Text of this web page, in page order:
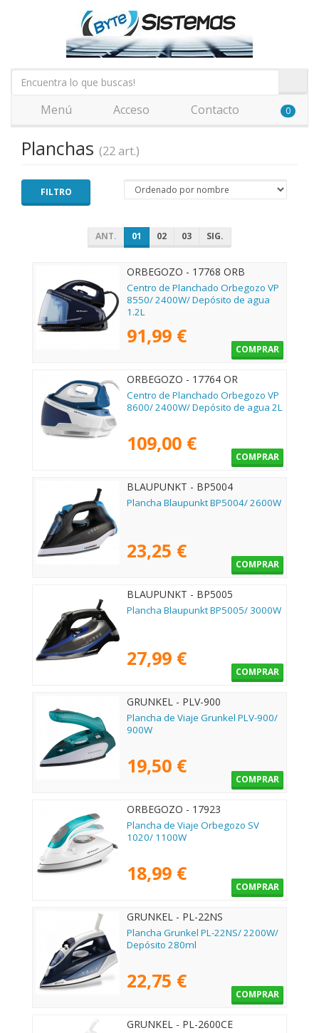
Menú Acceso Contacto 0
Planchas (22 art.)
FILTRO
ANT. 01 02 03 SIG.
ORBEGOZO - 17768 ORB
Centro de Planchado Orbegozo VP
8550/ 2400W/ Depósito de agua
1.2L
91,99 €
COMPRAR
ORBEGOZO - 17764 OR
Centro de Planchado Orbegozo VP
8600/ 2400W/ Depósito de agua 2L
109,00 €
COMPRAR
BLAUPUNKT - BP5004
Plancha Blaupunkt BP5004/ 2600W
23,25 €
COMPRAR
BLAUPUNKT - BP5005
Plancha Blaupunkt BP5005/ 3000W
27,99 €
COMPRAR
GRUNKEL - PLV-900
Plancha de Viaje Grunkel PLV-900/
900W
19,50 €
COMPRAR
ORBEGOZO - 17923
Plancha de Viaje Orbegozo SV
1020/ 1100W
18,99 €
COMPRAR
GRUNKEL - PL-22NS
Plancha Grunkel PL-22NS/ 2200W/
Depósito 280ml
22,75 €
COMPRAR
GRUNKEL - PL-2600CE